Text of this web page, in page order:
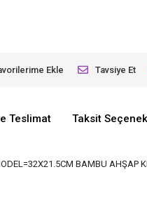
Ekle Tavsiye Et
Teslimat Taksit
BAMBU AHŞAP